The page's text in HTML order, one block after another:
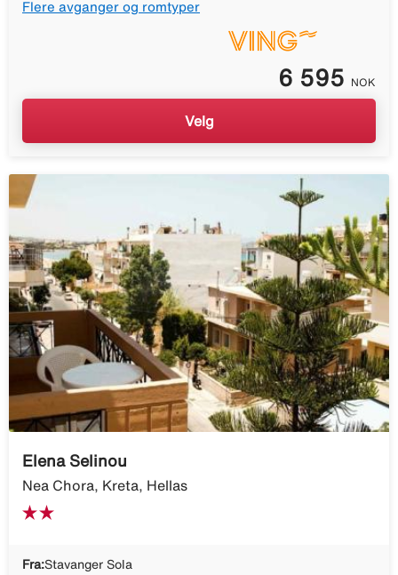
Flere avganger og romtyper
6 595 NOK
Velg
Elena Selinou
Nea Chora, Kreta, Hellas
Fra:Stavanger Sola